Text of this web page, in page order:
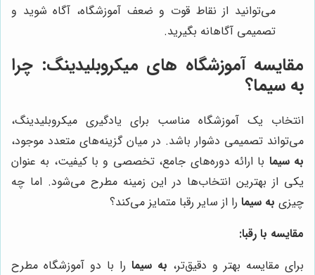
می‌توانید از نقاط قوت و ضعف آموزشگاه، آگاه شوید و
تصمیمی آگاهانه بگیرید.
مقایسه آموزشگاه های میکروبلیدینگ: چرا
به سیما؟
انتخاب یک آموزشگاه مناسب برای یادگیری میکروبلیدینگ،
می‌تواند تصمیمی دشوار باشد. در میان گزینه‌های متعدد موجود،
به سیما با ارائه دوره‌های جامع، تخصصی و با کیفیت، به عنوان
یکی از بهترین انتخاب‌ها در این زمینه مطرح می‌شود. اما چه
چیزی به سیما را از سایر رقبا متمایز می‌کند؟
مقایسه با رقبا:
برای مقایسه بهتر و دقیق‌تر، به سیما را با دو آموزشگاه مطرح